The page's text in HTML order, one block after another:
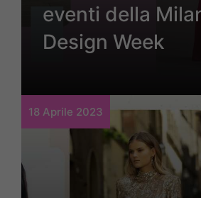
eventi della
Design Week
18 Aprile 2023